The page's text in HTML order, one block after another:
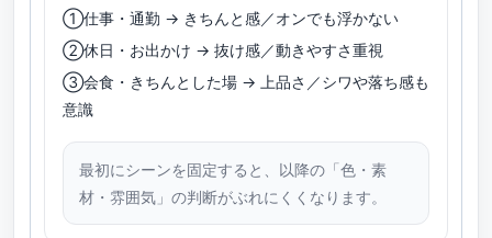
①仕事・通勤 → きちんと感／オンでも浮かない
②休日・お出かけ → 抜け感／動きやすさ重視
③会食・きちんとした場 → 上品さ／シワや落ち感も
意識
最初にシーンを固定すると、以降の「色・素
材・雰囲気」の判断がぶれにくくなります。